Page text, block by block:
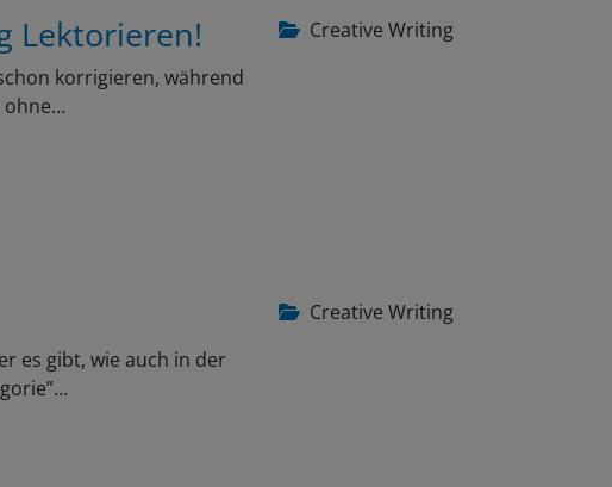
Creative Writing
Lektorieren!
korrigieren, während
Creative Writing
es gibt, wie auch in der